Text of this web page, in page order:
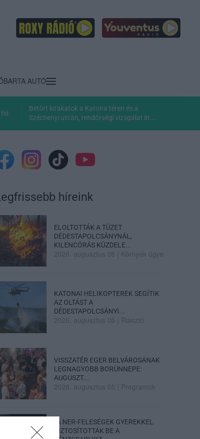
BARTA AUTÓ
Betört kirakatok a Katona téren és a
Széchenyi utcán, rendőrségi vizsgálat in...
híreink
ELOLTOTTÁK A TÜZET
DÉDESTAPOLCSÁNYNÁL,
KILENCÓRÁS KÜZDELE...
2026. augusztus 06 Környék ügye
KATONAI HELIKOPTEREK SEGÍTIK
AZ OLTÁST A
DÉDESTAPOLCSÁNYI...
2026. augusztus 05 Riasztó
VISSZATÉR EGER BELVÁROSÁNAK
LEGNAGYOBB BORÜNNEPE:
AUGUSZT...
2026. augusztus 05 Programok
„A NER-FELESÉGEK GYEREKKEL
BIZTOSÍTOTTÁK BE A